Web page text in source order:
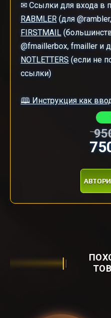
✉ Ссылки для входа в
RABMLER (для
FIRSTMAIL
@fmaillerbox, fmailler и
NOTLETTERS (если не
ссылки)
🕮 Инструкция как